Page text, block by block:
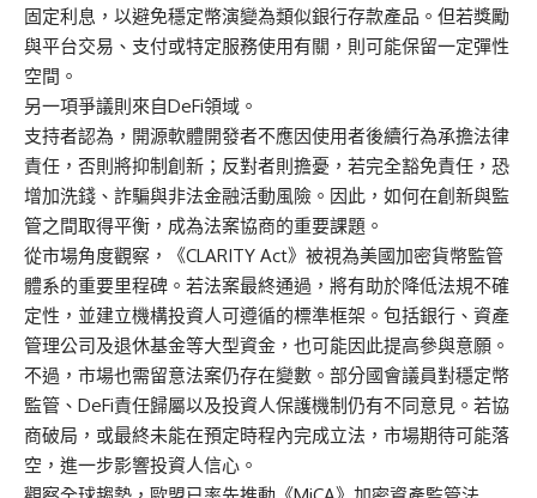
固定利息，以避免穩定幣演變為類似銀行存款產品。但若獎勵
與平台交易、支付或特定服務使用有關，則可能保留一定彈性
空間。
另一項爭議則來自DeFi領域。
支持者認為，開源軟體開發者不應因使用者後續行為承擔法律
責任，否則將抑制創新；反對者則擔憂，若完全豁免責任，恐
增加洗錢、詐騙與非法金融活動風險。因此，如何在創新與監
管之間取得平衡，成為法案協商的重要課題。
從市場角度觀察，《CLARITY Act》被視為美國加密貨幣監管
體系的重要里程碑。若法案最終通過，將有助於降低法規不確
定性，並建立機構投資人可遵循的標準框架。包括銀行、資產
管理公司及退休基金等大型資金，也可能因此提高參與意願。
不過，市場也需留意法案仍存在變數。部分國會議員對穩定幣
監管、DeFi責任歸屬以及投資人保護機制仍有不同意見。若協
商破局，或最終未能在預定時程內完成立法，市場期待可能落
空，進一步影響投資人信心。